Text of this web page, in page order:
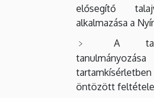
elősegítő
alkalmazása a
A
öntözött